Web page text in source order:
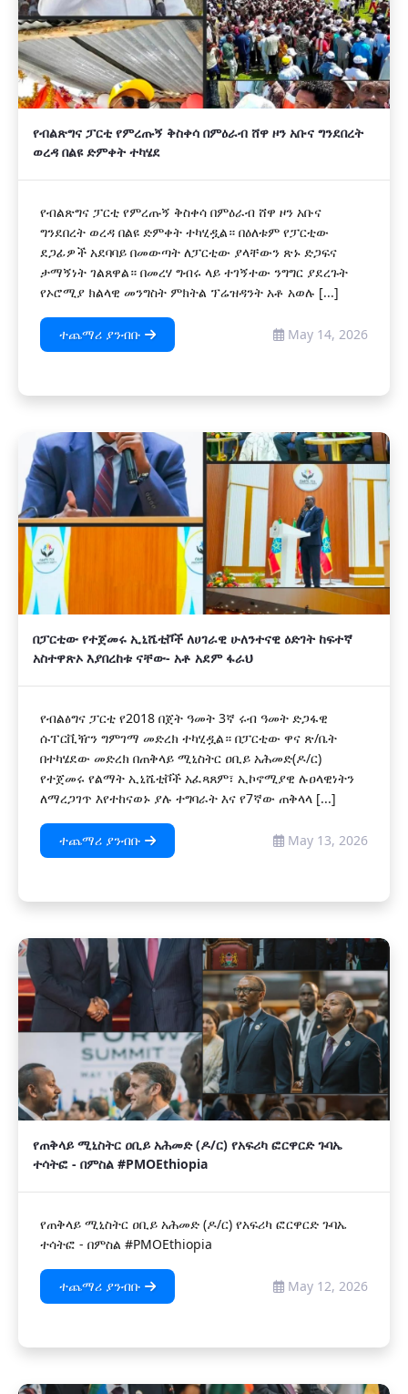
የብልጽግና ፓርቲ የምረጡኝ ቅስቀሳ በምዕራብ ሸዋ ዞን አቡና ግንደበረት
ወረዳ በልዩ ድምቀት ተካሄደ
የብልጽግና ፓርቲ የምረጡኝ ቅስቀሳ በምዕራብ ሸዋ ዞን አቡና
ግንደበረት ወረዳ በልዩ ድምቀት ተካሂዷል። በዕለቱም የፓርቲው
ደጋፊዎች አደባባይ በመውጣት ለፓርቲው ያላቸውን ጽኑ ድጋፍና
ታማኝነት ገልጸዋል። በመረሃ ግብሩ ላይ ተገኝተው ንግግር ያደረጉት
የኦሮሚያ ክልላዊ መንግስት ምክትል ፕሬዝዳንት አቶ አወሉ [...]
ተጨማሪ ያንብቡ May 14, 2026
በፓርቲው የተጀመሩ ኢኒሼቲቮች ለሀገራዊ ሁለንተናዊ ዕድገት ከፍተኛ
አስተዋጽኦ እያበረከቱ ናቸው- አቶ አደም ፋራህ
የብልፅግና ፓርቲ የ2018 በጀት ዓመት 3ኛ ሩብ ዓመት ድጋፋዊ
ሱፐርቪዥን ግምገማ መድረክ ተካሂዷል። በፓርቲው ዋና ጽ/ቤት
በተካሄደው መድረክ በጠቅላይ ሚኒስትር ዐቢይ አሕመድ(ዶ/ር)
የተጀመሩ የልማት ኢኒሼቲቮች አፈጻጸም፣ ኢኮኖሚያዊ ሉዐላዊነትን
ለማረጋገጥ እየተከናወኑ ያሉ ተግባራት እና የ7ኛው ጠቅላላ [...]
ተጨማሪ ያንብቡ May 13, 2026
የጠቅላይ ሚኒስትር ዐቢይ አሕመድ (ዶ/ር) የአፍሪካ ፎርዋርድ ጉባኤ
ተሳትፎ - በምስል #PMOEthiopia
የጠቅላይ ሚኒስትር ዐቢይ አሕመድ (ዶ/ር) የአፍሪካ ፎርዋርድ ጉባኤ
ተሳትፎ - በምስል #PMOEthiopia
ተጨማሪ ያንብቡ May 12, 2026